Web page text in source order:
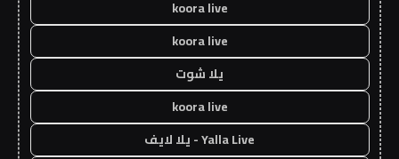
koora live
koora live
يلا شوت
koora live
Yalla Live - يلا لايف